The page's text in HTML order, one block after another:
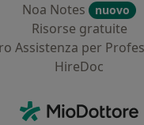
Noa Notes
nuovo
Risorse gratuite
Assistenza per
HireDoc
MioDottore -